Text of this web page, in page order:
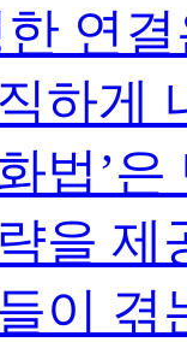
연
하게
법’
을 제
이